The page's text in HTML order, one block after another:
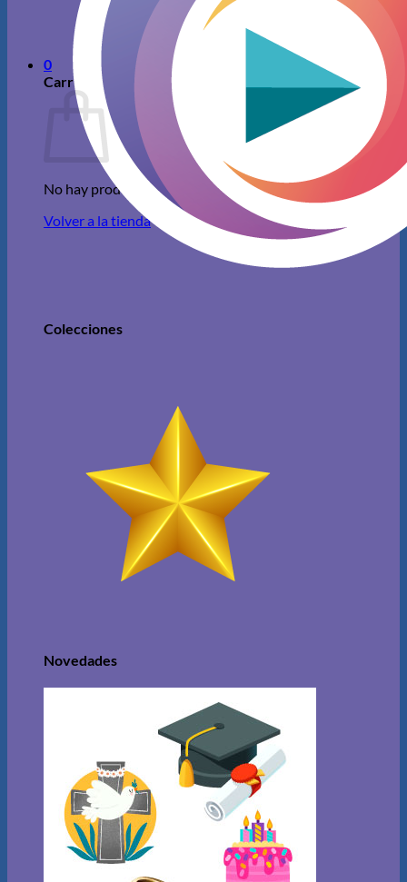
Volver a la tienda
0
Carrito
No hay productos en el carrito.
Volver a la tienda
Colecciones
Novedades